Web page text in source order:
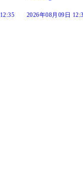
2026年08月09日 12:30